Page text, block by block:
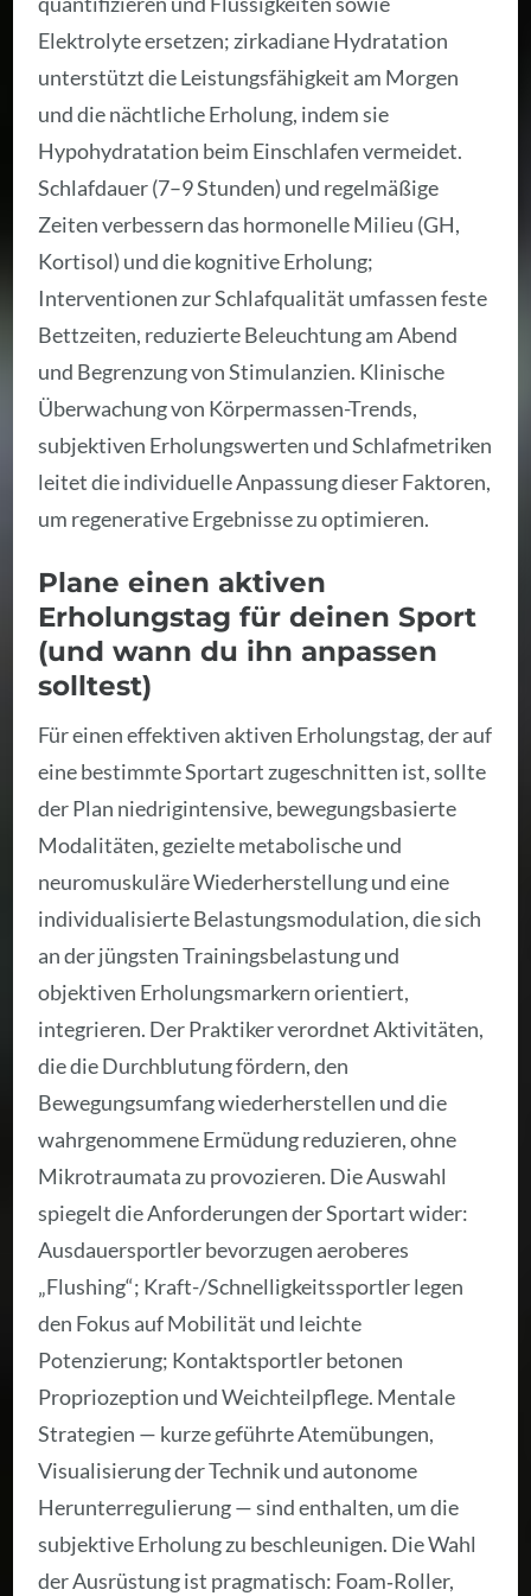
Elektrolyte ersetzen; zirkadiane Hydratation
unterstützt die Leistungsfähigkeit am Morgen
und die nächtliche Erholung, indem sie
Hypohydratation beim Einschlafen vermeidet.
Schlafdauer (7–9 Stunden) und regelmäßige
Zeiten verbessern das hormonelle Milieu (GH,
Kortisol) und die kognitive Erholung;
Interventionen zur Schlafqualität umfassen feste
Bettzeiten, reduzierte Beleuchtung am Abend
und Begrenzung von Stimulanzien. Klinische
Überwachung von Körpermassen-Trends,
subjektiven Erholungswerten und Schlafmetriken
leitet die individuelle Anpassung dieser Faktoren,
um regenerative Ergebnisse zu optimieren.
Plane einen aktiven
Erholungstag für deinen Sport
(und wann du ihn anpassen
solltest)
Für einen effektiven aktiven Erholungstag, der auf
eine bestimmte Sportart zugeschnitten ist, sollte
der Plan niedrigintensive, bewegungsbasierte
Modalitäten, gezielte metabolische und
neuromuskuläre Wiederherstellung und eine
individualisierte Belastungsmodulation, die sich
an der jüngsten Trainingsbelastung und
objektiven Erholungsmarkern orientiert,
integrieren. Der Praktiker verordnet Aktivitäten,
die die Durchblutung fördern, den
Bewegungsumfang wiederherstellen und die
wahrgenommene Ermüdung reduzieren, ohne
Mikrotraumata zu provozieren. Die Auswahl
spiegelt die Anforderungen der Sportart wider:
Ausdauersportler bevorzugen aeroberes
„Flushing“; Kraft-/Schnelligkeitssportler legen
den Fokus auf Mobilität und leichte
Potenzierung; Kontaktsportler betonen
Propriozeption und Weichteilpflege. Mentale
Strategien — kurze geführte Atemübungen,
Visualisierung der Technik und autonome
Herunterregulierung — sind enthalten, um die
subjektive Erholung zu beschleunigen. Die Wahl
der Ausrüstung ist pragmatisch: Foam‑Roller,